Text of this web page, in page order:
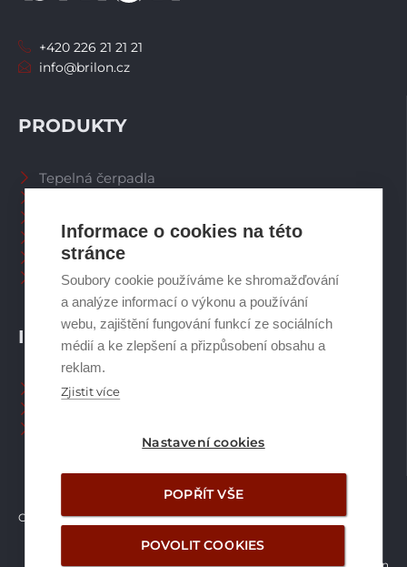
Informace o cookies na této
stránce
Soubory cookie používáme ke shromažďování
a analýze informací o výkonu a používání
webu, zajištění fungování funkcí ze sociálních
médií a ke zlepšení a přizpůsobení obsahu a
reklam.
Zjistit více
Nastavení cookies
POPŘÍT VŠE
POVOLIT COOKIES
INFORMACE
Naši pracovníci CZ
PRODUKTY
Tepelná čerpadla
Spalinové systémy
Plynové kotle
Ostatní příslušenství
+420 226 21 21 21
info@brilon.cz
Copyright © Brilon a.s. 2026